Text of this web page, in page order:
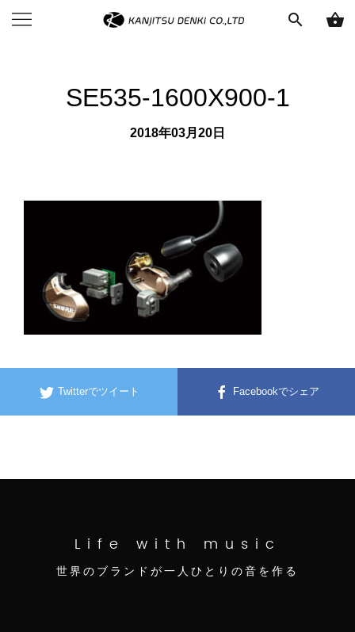
search shopping_basket
SE535-1600X900-1
2018年03月20日
Twitterでツイート Facebookでシェア
Life with music
世界のブランドが一人ひとりの音を作る